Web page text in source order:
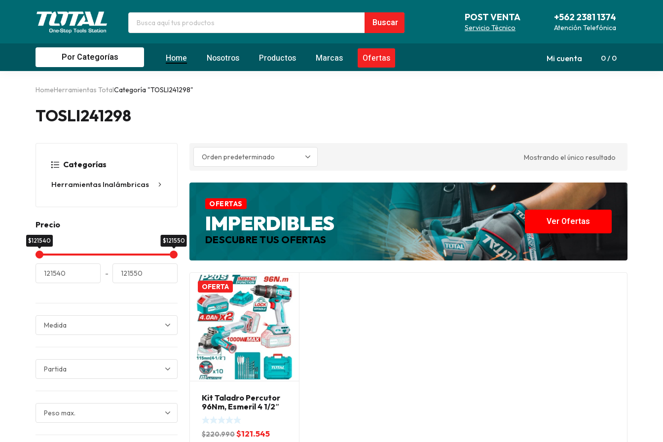
POST VENTA
Servicio Técnico
+562 2381 1374
Atención Telefónica
0 0
Mi cuenta
Por Categorías Home Nosotros Productos Marcas Ofertas
HomeHerramientas TotalCategoría "TOSLI241298"
TOSLI241298
Categorías
Herramientas Inalámbricas
Precio
$121540 $121550
-
Mostrando el único resultado
OFERTAS
IMPERDIBLES
DESCUBRE TUS OFERTAS
Ver Ofertas
OFERTA
Kit Taladro Percutor
96Nm, Esmeril 4 1/2″
Total 20v
$220.990El
$121.545El